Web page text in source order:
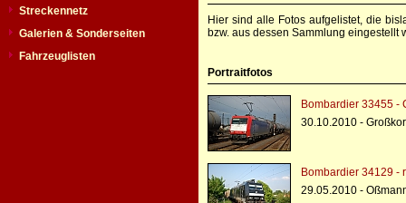
Streckennetz
Galerien & Sonderseiten
Fahrzeuglisten
Hier sind alle Fotos aufgelistet, die
bzw. aus dessen Sammlung eingestellt
Portraitfotos
Bombardier 33455 -
30.10.2010 -
Bombardier 34129 -
29.05.2010 -